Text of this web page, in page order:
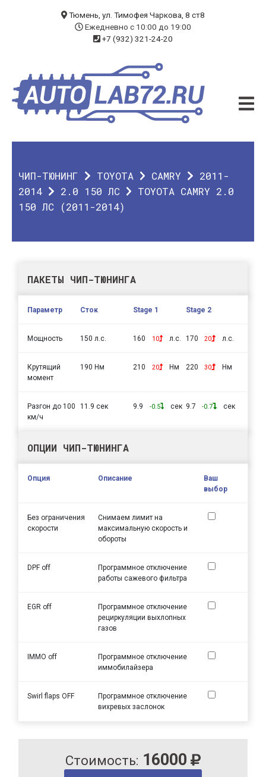
ЧИП-ТЮНИНГ
ДИАГНОСТИКА
О КОМПАНИИ
Тюмень, ул. Тимофея Чаркова, 8 ст8
Ежедневно с 10:00 до 19:00
+7 (932) 321-24-20
ЧИП-ТЮНИНГ TOYOTA CAMRY
2011-
2014
2.0 150 ЛС
TOYOTA CAMRY 2.0
150 ЛС (2011-2014)
ПАКЕТЫ ЧИП-ТЮНИНГА
Параметр Сток Stage 1 Stage 2
Мощность 150 л.с. 160 10 л.с. 170 20 л.с.
Крутящий
момент
190 Нм 210 20 Нм 220 30 Нм
Разгон до 100
км/ч
11.9 сек 9.9 -0.5 сек 9.7 -0.7 сек
ОПЦИИ ЧИП-ТЮНИНГА
Опция Описание
Ваш
выбор
Без ограничения
скорости
Снимаем лимит на
максимальную скорость и
обороты
DPF off
Программное отключение
работы сажевого фильтра
EGR off
Программное отключение
рециркуляции выхлопных
газов
IMMO off
Программное отключение
иммобилайзера
Swirl flaps OFF
Программное отключение
вихревых заслонок
Стоимость: 16000